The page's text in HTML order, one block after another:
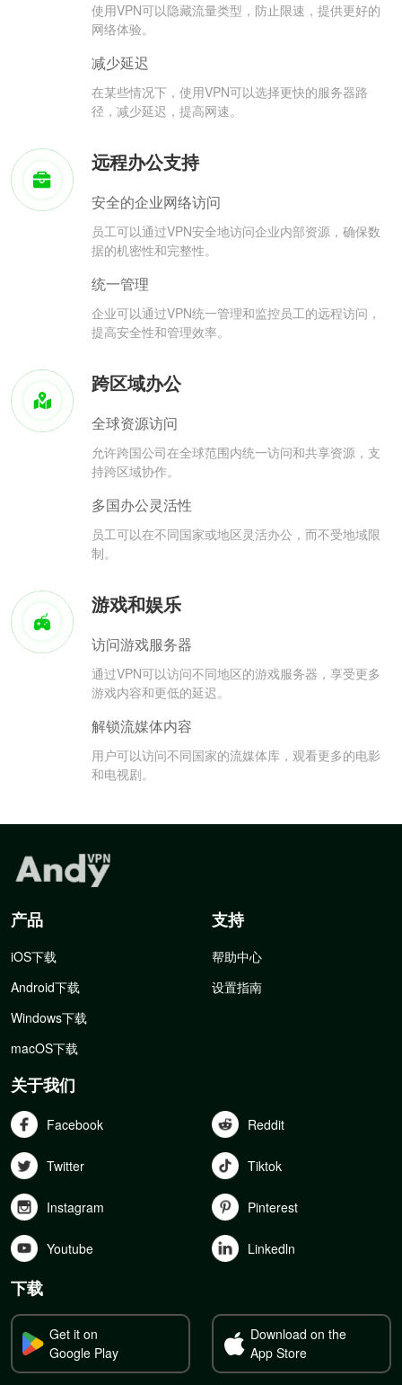
使用VPN可以隐藏流量类型，防止限速，提供更好的
网络体验。
减少延迟
在某些情况下，使用VPN可以选择更快的服务器路
径，减少延迟，提高网速。
远程办公支持
安全的企业网络访问
员工可以通过VPN安全地访问企业内部资源，确保数
据的机密性和完整性。
统一管理
企业可以通过VPN统一管理和监控员工的远程访问，
提高安全性和管理效率。
跨区域办公
全球资源访问
允许跨国公司在全球范围内统一访问和共享资源，支
持跨区域协作。
多国办公灵活性
员工可以在不同国家或地区灵活办公，而不受地域限
制。
游戏和娱乐
访问游戏服务器
通过VPN可以访问不同地区的游戏服务器，享受更多
游戏内容和更低的延迟。
解锁流媒体内容
用户可以访问不同国家的流媒体库，观看更多的电影
和电视剧。
产品
iOS下载
Android下载
Windows下载
macOS下载
支持
帮助中心
设置指南
关于我们
Facebook Reddit
Twitter Tiktok
Instagram Pinterest
Youtube Linkedln
下载
Get it on
Google Play
Download on the
App Store